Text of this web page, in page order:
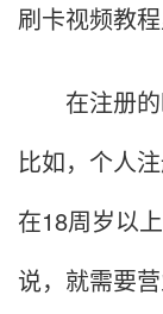
刷卡视频教程
在注册的
比如，个人
在18周岁以
说，就需要